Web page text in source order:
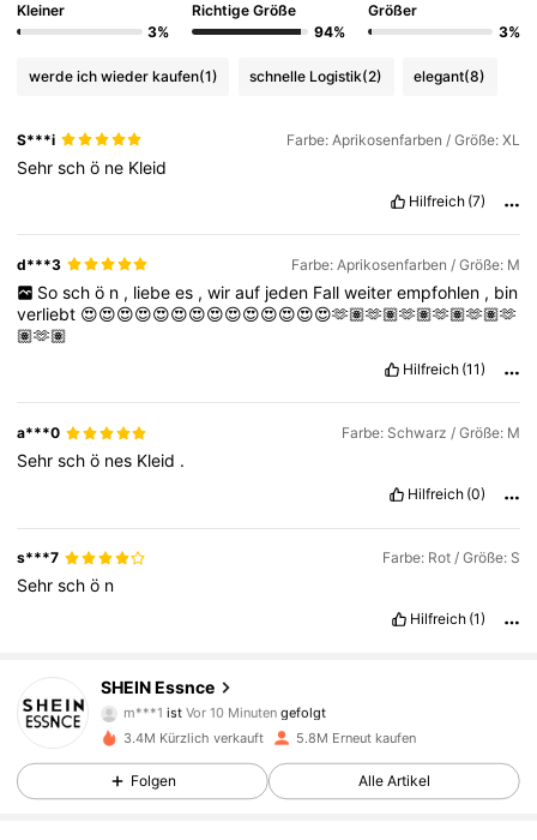
Kleiner
3%
Richtige Größe
94%
Größer
3%
werde ich wieder kaufen(1) schnelle Logistik(2) elegant(8)
S***i Farbe: Aprikosenfarben / Größe: XL
Sehrschö ne Kleid
Hilfreich (7)
d***3 Farbe: Aprikosenfarben / Größe: M
So sch ö n , liebe es , wir auf jeden Fall weiter empfohlen , bin
verliebt 😍😍😍😍😍😍😍😍😍😍😍😍😍😍🫶🏽🫶🏽🫶🏽🫶🏽🫶🏽🫶
🏽🫶🏽
Hilfreich (11)
a***0 Farbe: Schwarz / Größe: M
Sehrschö nes Kleid .
Hilfreich (0)
s***7 Farbe: Rot / Größe: S
Sehrschö n
Hilfreich (1)
SHEIN Essnce
m***1istVor 10 Minuten
m***p ist am Durchsuchen
4,85
900K Follower
3.4M Kürzlich verkauft 5.8M Erneut kaufen
Folgen Alle Artikel